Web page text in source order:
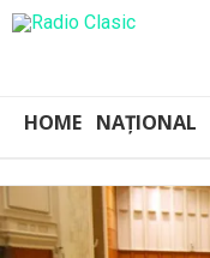
HOME NAȚIONAL